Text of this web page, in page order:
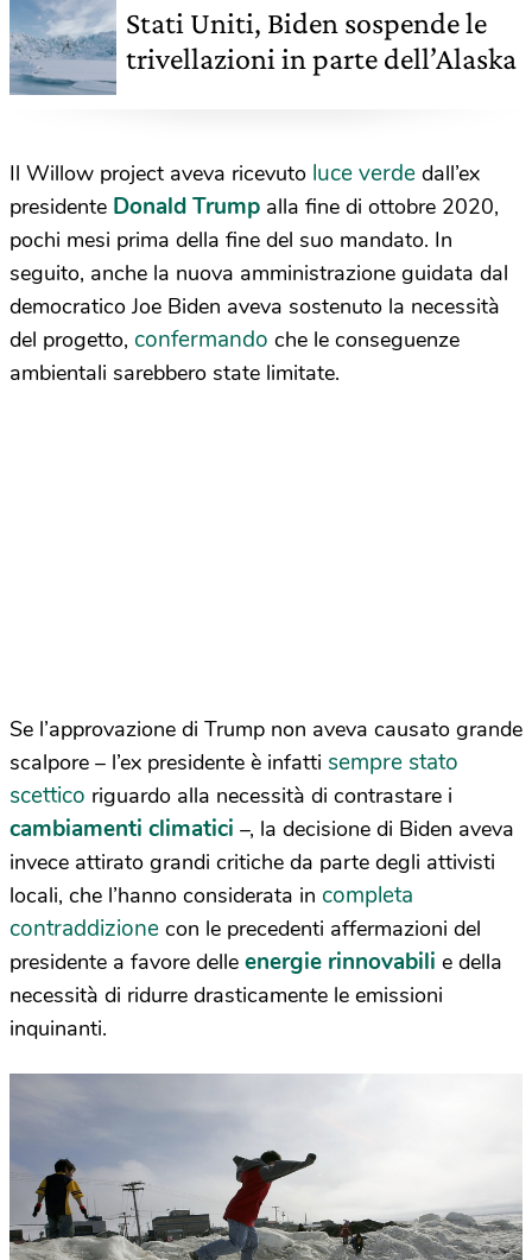
Stati Uniti, Biden sospende le
trivellazioni in parte dell’Alaska
Il Willow project aveva ricevuto luce verde dall’ex
presidente Donald Trump alla fine di ottobre 2020,
pochi mesi prima della fine del suo mandato. In
seguito, anche la nuova amministrazione guidata dal
democratico Joe Biden aveva sostenuto la necessità
del progetto, confermando che le conseguenze
ambientali sarebbero state limitate.
Se l’approvazione di Trump non aveva causato grande
scalpore – l’ex presidente è infatti sempre stato
scettico riguardo alla necessità di contrastare i
cambiamenti climatici –, la decisione di Biden aveva
invece attirato grandi critiche da parte degli attivisti
locali, che l’hanno considerata in completa
contraddizione con le precedenti affermazioni del
presidente a favore delle energie rinnovabili e della
necessità di ridurre drasticamente le emissioni
inquinanti.